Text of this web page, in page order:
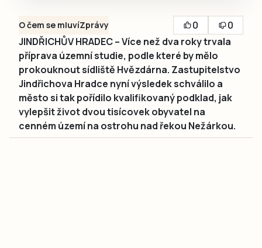
O čem se mluvíZprávy 0
0
JINDŘICHŮV HRADEC – Více než dva roky trvala
příprava územní studie, podle které by mělo
prokouknout sídliště Hvězdárna. Zastupitelstvo
Jindřichova Hradce nyní výsledek schválilo a
město si tak pořídilo kvalifikovaný podklad, jak
vylepšit život dvou tisícovek obyvatel na
cenném území na ostrohu nad řekou Nežárkou.